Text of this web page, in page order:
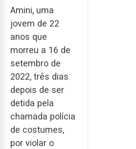
Amini, uma
jovem de 22
anos que
morreu a 16 de
setembro de
2022, três dias
depois de ser
detida pela
chamada polícia
de costumes,
por violar o